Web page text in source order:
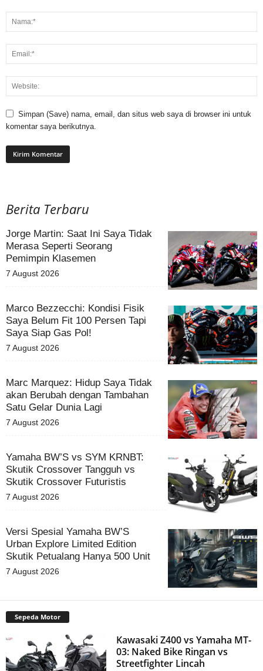
Simpan (Save) nama, email, dan situs web saya di browser ini untuk
komentar saya berikutnya.
Berita Terbaru
Jorge Martin: Saat Ini Saya Tidak
Merasa Seperti Seorang
Pemimpin Klasemen
7 August 2026
Marco Bezzecchi: Kondisi Fisik
Saya Belum Fit 100 Persen Tapi
Saya Siap Gas Pol!
7 August 2026
Marc Marquez: Hidup Saya Tidak
akan Berubah dengan Tambahan
Satu Gelar Dunia Lagi
7 August 2026
Yamaha BW’S vs SYM KRNBT:
Skutik Crossover Tangguh vs
Skutik Crossover Futuristis
7 August 2026
Versi Spesial Yamaha BW’S
Urban Explore Limited Edition
Skutik Petualang Hanya 500 Unit
7 August 2026
Sepeda Motor
Kawasaki Z400 vs Yamaha MT-
03: Naked Bike Ringan vs
Streetfighter Lincah